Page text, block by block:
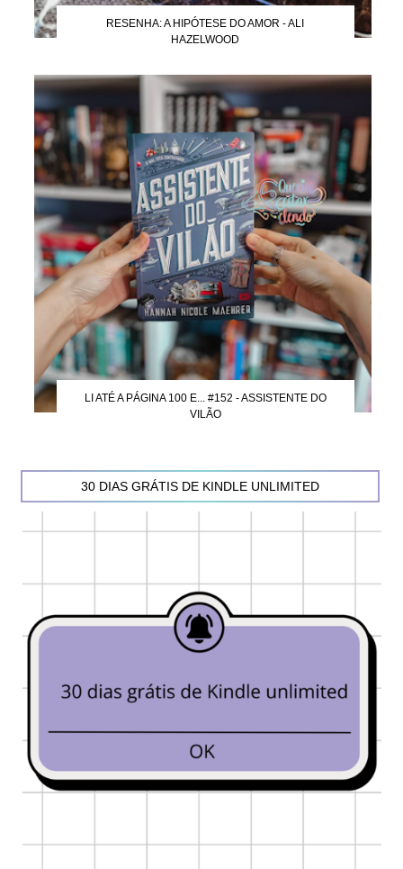
RESENHA: A HIPÓTESE DO AMOR - ALI
HAZELWOOD
LI ATÉ A PÁGINA 100 E... #152 - ASSISTENTE DO
VILÃO
30 DIAS GRÁTIS DE KINDLE UNLIMITED